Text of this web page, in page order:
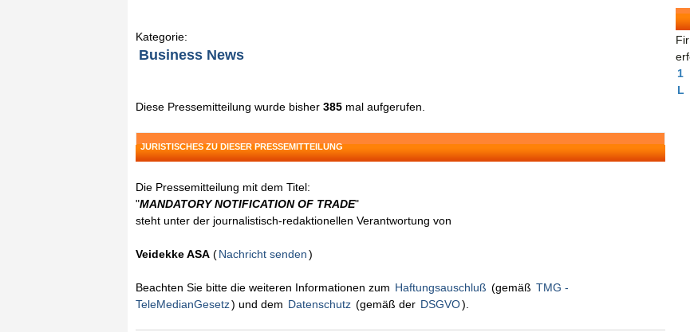
Kategorie:
Business News
Diese Pressemitteilung wurde bisher 385 mal aufgerufen.
JURISTISCHES ZU DIESER PRESSEMITTEILUNG
Die Pressemitteilung mit dem Titel:
"MANDATORY NOTIFICATION OF TRADE"
steht unter der journalistisch-redaktionellen Verantwortung von
Veidekke ASA (Nachricht senden)
Beachten Sie bitte die weiteren Informationen zum Haftungsauschluß (gemäß TMG -
TeleMedianGesetz) und dem Datenschutz (gemäß der DSGVO).
1
L